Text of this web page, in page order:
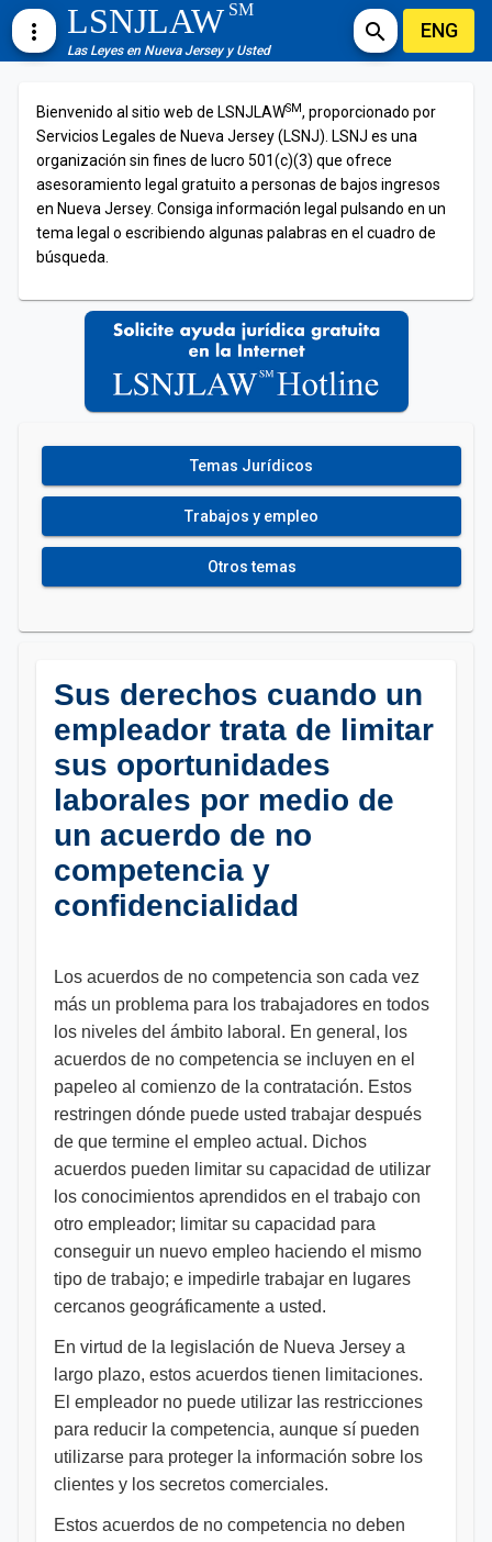
more_vert LSNJLAWSM
Las Leyes en Nueva Jersey y Usted
search ENG
Bienvenido al sitio web de LSNJLAWSM, proporcionado por
Servicios Legales de Nueva Jersey (LSNJ). LSNJ es una
organización sin fines de lucro 501(c)(3) que ofrece
asesoramiento legal gratuito a personas de bajos ingresos
en Nueva Jersey. Consiga información legal pulsando en un
tema legal o escribiendo algunas palabras en el cuadro de
búsqueda.
Temas Jurídicos
Trabajos y empleo
Otros temas
Sus derechos cuando un
empleador trata de limitar
sus oportunidades
laborales por medio de
un acuerdo de no
competencia y
confidencialidad
Los acuerdos de no competencia son cada vez
más un problema para los trabajadores en todos
los niveles del ámbito laboral. En general, los
acuerdos de no competencia se incluyen en el
papeleo al comienzo de la contratación. Estos
restringen dónde puede usted trabajar después
de que termine el empleo actual. Dichos
acuerdos pueden limitar su capacidad de utilizar
los conocimientos aprendidos en el trabajo con
otro empleador; limitar su capacidad para
conseguir un nuevo empleo haciendo el mismo
tipo de trabajo; e impedirle trabajar en lugares
cercanos geográficamente a usted.
En virtud de la legislación de Nueva Jersey a
largo plazo, estos acuerdos tienen limitaciones.
El empleador no puede utilizar las restricciones
para reducir la competencia, aunque sí pueden
utilizarse para proteger la información sobre los
clientes y los secretos comerciales.
Estos acuerdos de no competencia no deben